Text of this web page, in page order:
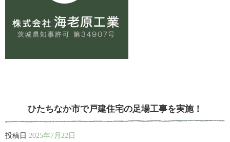
ひたちなか市で戸建住宅の足場工事を実施！
投稿日 2025年7月22日